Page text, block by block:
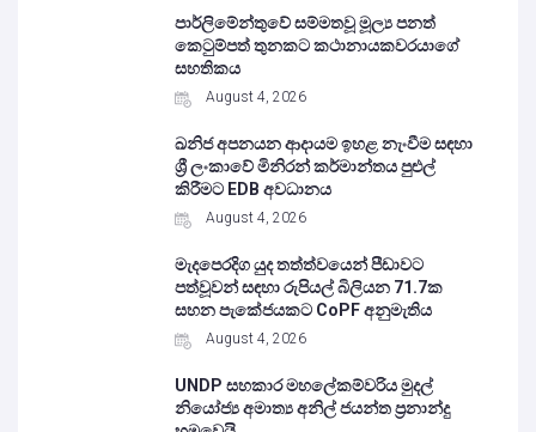
පාර්ලිමේන්තුවේ සම්මතවූ මූල්‍ය පනත්
කෙටුම්පත් තුනකට කථානායකවරයාගේ
සහතිකය
August 4, 2026
ඛනිජ අපනයන ආදායම ඉහළ නැංවීම සඳහා
ශ්‍රී ලංකාවේ මිනිරන් කර්මාන්තය පුළුල්
කිරීමට EDB අවධානය
August 4, 2026
මැදපෙරදිග යුද තත්ත්වයෙන් පීඩාවට
පත්වූවන් සඳහා රුපියල් බිලියන 71.7ක
සහන පැකේජයකට CoPF අනුමැතිය
August 4, 2026
UNDP සහකාර මහලේකම්වරිය මුදල්
නියෝජ්‍ය අමාත්‍ය අනිල් ජයන්ත ප්‍රනාන්දු